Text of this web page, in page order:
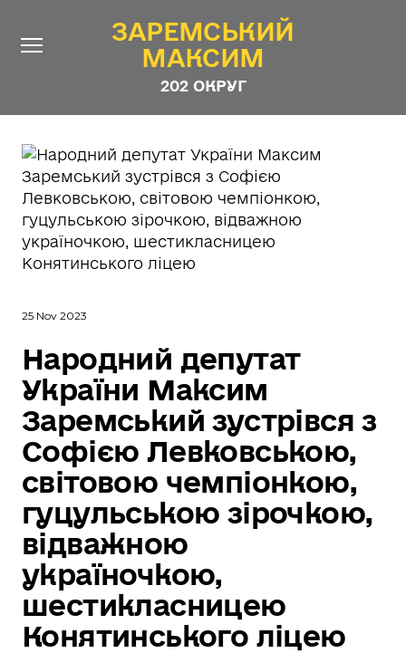
ЗАРЕМСЬКИЙ
МАКСИМ
202 ОКРУГ
ЗАРЕМСЬКИЙ
МАКСИМ
202 ОКРУГ
Новини
Контакти
Стежити за Депутатом
25 Nov 2023
Народний депутат
України Максим
Заремський зустрівся з
Софією Левковською,
світовою чемпіонкою,
гуцульською зірочкою,
відважною
україночкою,
шестикласницею
Конятинського ліцею